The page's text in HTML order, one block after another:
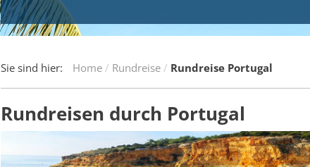
Sie sind hier: Home Rundreise Rundreise Portugal
Rundreisen durch Portugal